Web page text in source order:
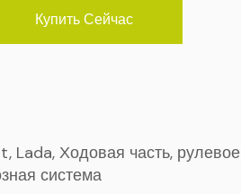
Купить Сейчас
Lada, Ходовая часть, рулевое
система